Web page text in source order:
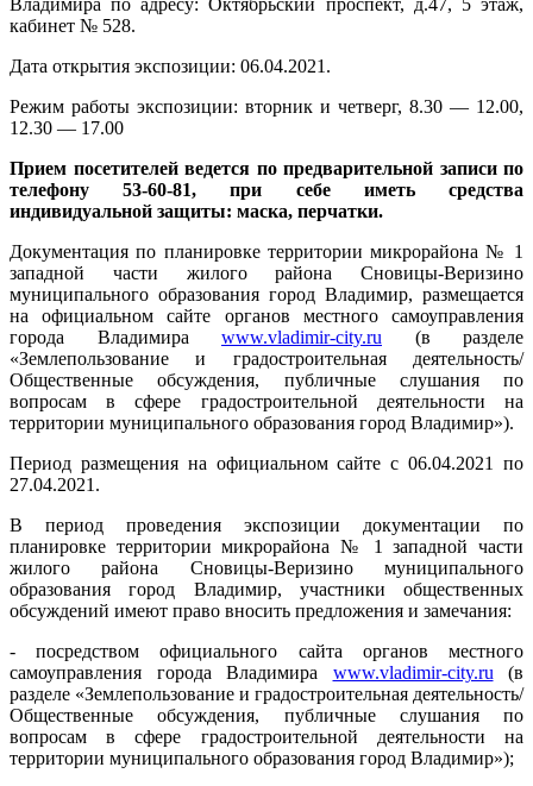
кабинет № 528.
Дата открытия экспозиции: 06.04.2021.
Режим работы экспозиции: вторник и четверг, 8.30 — 12.00,
12.30 — 17.00
Прием посетителей ведется по предварительной записи по
телефону 53-60-81, при себе иметь средства
индивидуальной защиты: маска, перчатки.
Документация по планировке территории микрорайона № 1
западной части жилого района Сновицы-Веризино
муниципального образования город Владимир, размещается
на официальном сайте органов местного самоуправления
города Владимира www.vladimir-city.ru (в разделе
«Землепользование и градостроительная деятельность/
Общественные обсуждения, публичные слушания по
вопросам в сфере градостроительной деятельности на
территории муниципального образования город Владимир»).
Период размещения на официальном сайте с 06.04.2021 по
27.04.2021.
В период проведения экспозиции документации по
планировке территории микрорайона № 1 западной части
жилого района Сновицы-Веризино муниципального
образования город Владимир, участники общественных
обсуждений имеют право вносить предложения и замечания:
- посредством официального сайта органов местного
самоуправления города Владимира www.vladimir-city.ru (в
разделе «Землепользование и градостроительная деятельность/
Общественные обсуждения, публичные слушания по
вопросам в сфере градостроительной деятельности на
территории муниципального образования город Владимир»);